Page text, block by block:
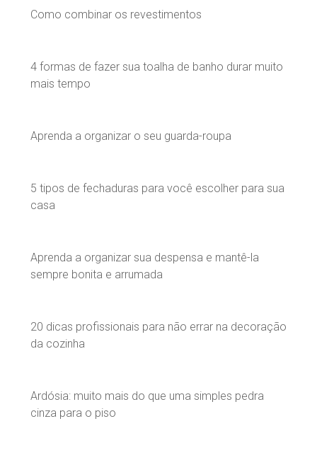
Como combinar os revestimentos
4 formas de fazer sua toalha de banho durar muito
mais tempo
Aprenda a organizar o seu guarda-roupa
5 tipos de fechaduras para você escolher para sua
casa
Aprenda a organizar sua despensa e mantê-la
sempre bonita e arrumada
20 dicas profissionais para não errar na decoração
da cozinha
Ardósia: muito mais do que uma simples pedra
cinza para o piso